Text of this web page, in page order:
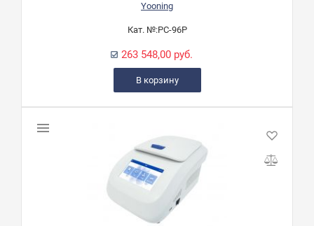
Yooning
Кат. №:PC-96P
263 548,00 руб.
В корзину